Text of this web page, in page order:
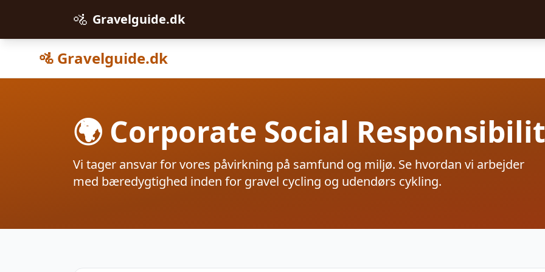
🚵 Gravelguide.dk
🚵 Gravelguide.dk
🌍 Corporate Social
Vi tager ansvar for vores påvirkning på samfund og miljø. Se hvordan vi arbejder
med bæredygtighed inden for gravel cycling og udendørs cykling.